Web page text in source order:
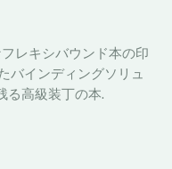
レキシバウンド本の印
バインディングソリュ
る高級装丁の本.